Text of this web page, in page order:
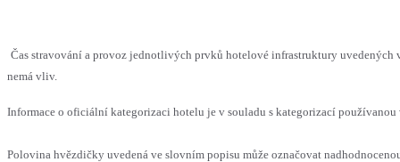
Čas stravování a provoz jednotlivých prvků hotelové infrastruktury uvedených
nemá vliv.
Informace o oficiální kategorizaci hotelu je v souladu s kategorizací
Polovina hvězdičky uvedená ve slovním popisu může označovat